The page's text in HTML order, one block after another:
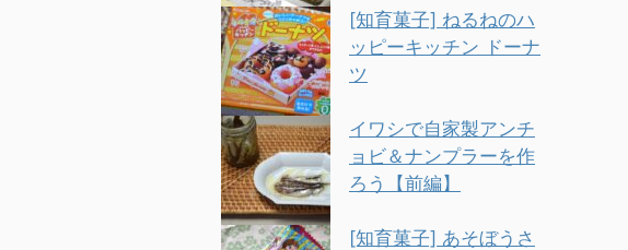
[知育菓子] ねるねのハ
ッピーキッチン ドーナ
ツ
イワシで自家製アンチ
ョビ＆ナンプラーを作
ろう【前編】
[知育菓子] あそぼうさ